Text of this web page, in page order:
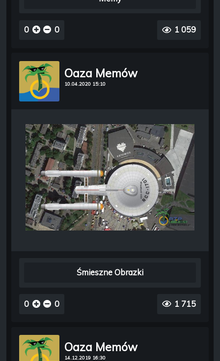
0 0 1 059
Oaza Memów
10.04.2020 15:10
Śmieszne Obrazki
0 0 1 715
Oaza Memów
14.12.2019 16:30